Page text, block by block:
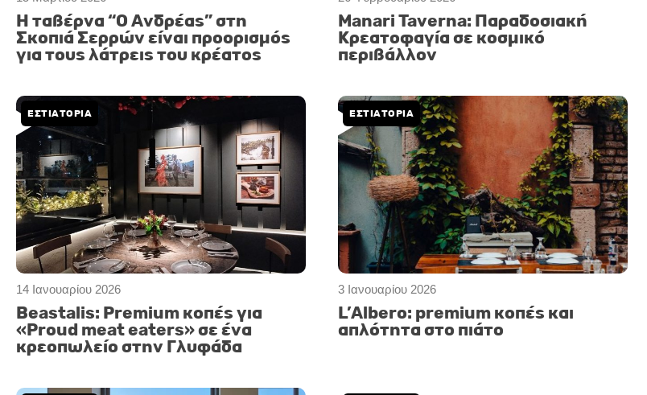
Η ταβέρνα “Ο Ανδρέας” στη
Σκοπιά Σερρών είναι προορισμός
για τους λάτρεις του κρέατος
Manari Taverna: Παραδοσιακή
Κρεατοφαγία σε κοσμικό
περιβάλλον
14 Ιανουαρίου 2026
ΕΣΤΙΑΤΟΡΙΑ
Beastalis: Premium κοπές για
«Proud meat eaters» σε ένα
κρεοπωλείο στην Γλυφάδα
3 Ιανουαρίου 2026
ΕΣΤΙΑΤΟΡΙΑ
L’Albero: premium κοπές και
απλότητα στο πιάτο